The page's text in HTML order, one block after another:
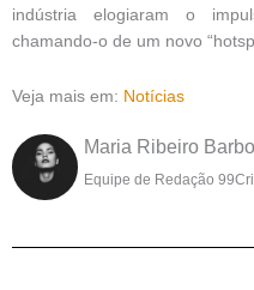
indústria elogiaram o
chamando-o de um novo
Veja mais em: Notícias
Maria Ribeiro
Equipe de Redação